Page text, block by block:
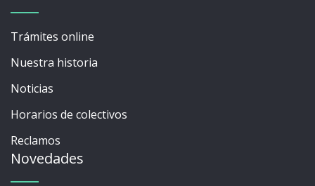
Trámites online
Nuestra historia
Noticias
Horarios de colectivos
Reclamos
Novedades